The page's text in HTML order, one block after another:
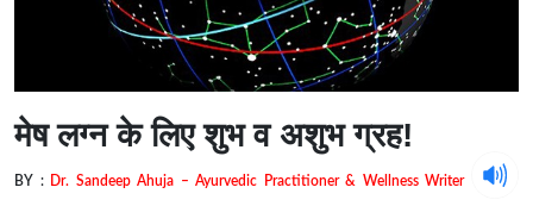
मेष लग्न के लिए शुभ व अशुभ ग्रह!
BY : Dr. Sandeep Ahuja – Ayurvedic Practitioner & Wellness Writer